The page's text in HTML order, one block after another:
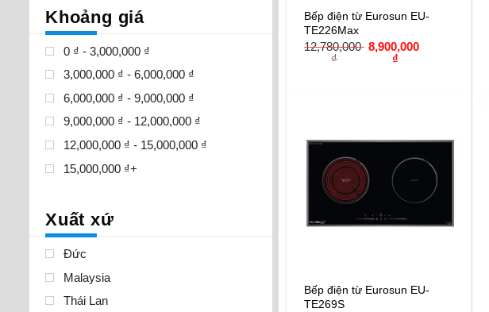
Khoảng giá
0 ₫ - 3,000,000 ₫
3,000,000 ₫ - 6,000,000 ₫
6,000,000 ₫ - 9,000,000 ₫
9,000,000 ₫ - 12,000,000 ₫
12,000,000 ₫ - 15,000,000 ₫
15,000,000 ₫+
Xuất xứ
Đức
Malaysia
Thái Lan
Bếp điện từ Eurosun EU-
TE226Max
12,780,000
₫
8,900,000
₫
Bếp điện từ Eurosun EU-
TE269S